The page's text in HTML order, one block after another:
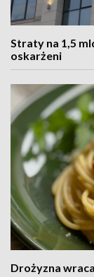
Straty na 1,5
oskarżeni
Drożyzna